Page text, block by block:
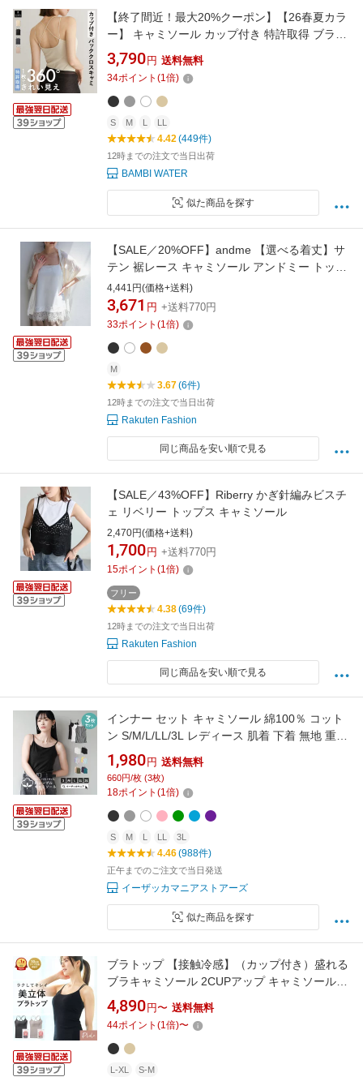
【終了間近！最大20%クーポン】【26春夏カラ
ー】 キャミソール カップ付き 特許取得 ブラト
ップ バッククロス リブ 育乳 カップ付き 盛れる
締め付けない 大きいサイズ トップス ノンワイ
ヤー 楽 快適 バストケア レディース ホールド力
バンビウォーター 夏
3,790 円 送料無料
34ポイント (1倍)
S M L LL
4.42(449件)
12時までの注文で当日出荷
BAMBI WATER
似た商品を探す
【SALE／20%OFF】andme 【選べる着丈】サ
テン 裾レース キャミソール アンドミー トップ
ス キャミソール ホワイト ベージュ ブラウン ブ
ラック
4,441円(価格+送料)
3,671 円 +送料770円
33ポイント (1倍)
M
3.67(6件)
12時までの注文で当日出荷
Rakuten Fashion
同じ商品を安い順で見る
【SALE／43%OFF】Riberry かぎ針編みビスチ
ェ リベリー トップス キャミソール
2,470円(価格+送料)
1,700 円 +送料770円
15ポイント (1倍)
フリー
4.38(69件)
12時までの注文で当日出荷
Rakuten Fashion
同じ商品を安い順で見る
インナー セット キャミソール 綿100％ コット
ン S/M/L/LL/3L レディース 肌着 下着 無地 重ね
着 カップなし 大きいサイズ 夏 【メール便可
22】◆zootie blanche（ズーティーブランシ
ェ）：コットン100％ ベーシックインナー 3点
1,980 円 送料無料
660円/枚 (3枚)
18ポイント (1倍)
S M L LL 3L
4.46(988件)
正午までのご注文で当日発送
イーザッカマニアストアーズ
似た商品を探す
ブラトップ 【接触冷感】（カップ付き）盛れる
ブラキャミソール 2CUPアップ キャミソール
カップ付き 盛れる ブラキャミ 締め付けない カ
ップ付きインナー 樹脂ワイヤー キャミブラ ト
ップス インナー バストケア カップ付きキャミ
ソール プルーレ スタイルアップブラトップ
4,890 円〜 送料無料
44ポイント (1倍)〜
L-XL S-M